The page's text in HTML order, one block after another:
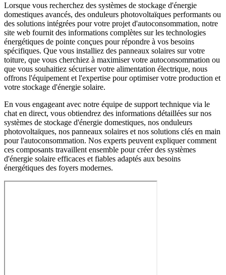
Lorsque vous recherchez des systèmes de stockage d'énergie
domestiques avancés, des onduleurs photovoltaïques performants ou
des solutions intégrées pour votre projet d'autoconsommation, notre
site web fournit des informations complètes sur les technologies
énergétiques de pointe conçues pour répondre à vos besoins
spécifiques. Que vous installiez des panneaux solaires sur votre
toiture, que vous cherchiez à maximiser votre autoconsommation ou
que vous souhaitiez sécuriser votre alimentation électrique, nous
offrons l'équipement et l'expertise pour optimiser votre production et
votre stockage d'énergie solaire.
En vous engageant avec notre équipe de support technique via le
chat en direct, vous obtiendrez des informations détaillées sur nos
systèmes de stockage d'énergie domestiques, nos onduleurs
photovoltaïques, nos panneaux solaires et nos solutions clés en main
pour l'autoconsommation. Nos experts peuvent expliquer comment
ces composants travaillent ensemble pour créer des systèmes
d'énergie solaire efficaces et fiables adaptés aux besoins
énergétiques des foyers modernes.